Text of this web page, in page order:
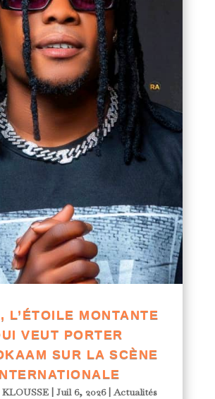
L’ÉTOILE MONTANTE
VEUT PORTER
SUR LA SCÈNE
| Juil 6, 2026|Actualités